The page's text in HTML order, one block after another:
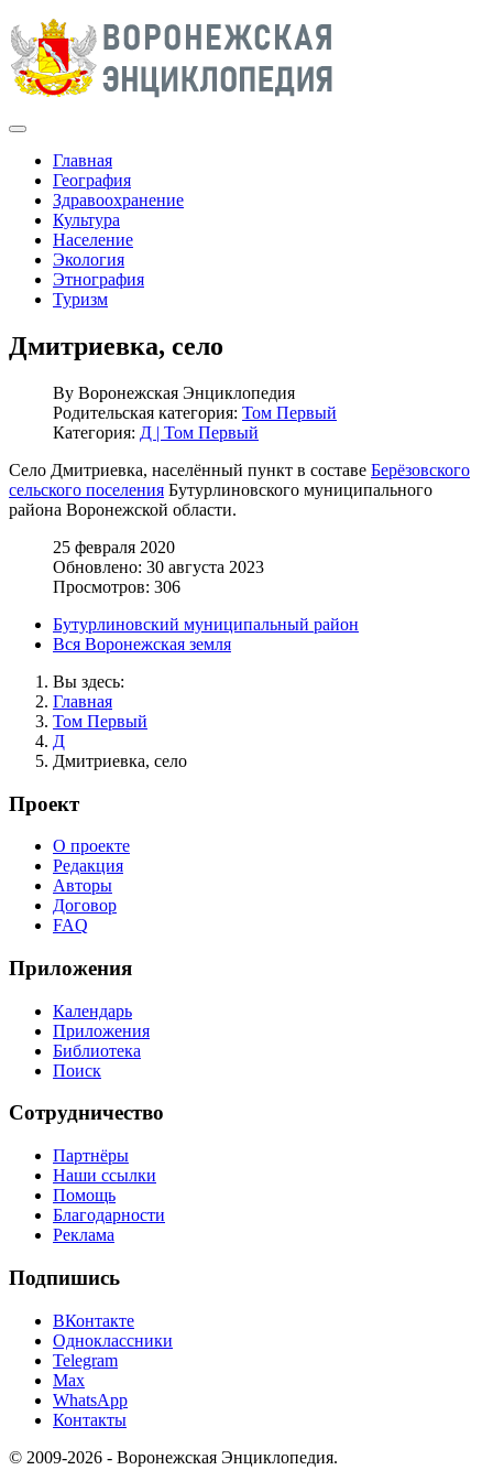
Главная
География
Здравоохранение
Культура
Население
Экология
Этнография
Туризм
Дмитриевка, село
By Воронежская Энциклопедия
Родительская категория: Том Первый
Категория: Д | Том Первый
Село Дмитриевка, населённый пункт в составе Берёзовского
сельского поселения Бутурлиновского муниципального
района Воронежской области.
25 февраля 2020
Обновлено: 30 августа 2023
Просмотров: 306
Бутурлиновский муниципальный район
Вся Воронежская земля
Вы здесь:
Главная
Том Первый
Д
Дмитриевка, село
Проект
О проекте
Редакция
Авторы
Договор
FAQ
Приложения
Календарь
Приложения
Библиотека
Поиск
Сотрудничество
Партнёры
Наши ссылки
Помощь
Благодарности
Реклама
Подпишись
ВКонтакте
Одноклассники
Telegram
Max
WhatsApp
Контакты
© 2009-2026 - Воронежская Энциклопедия.